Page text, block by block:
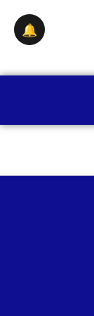
🔔